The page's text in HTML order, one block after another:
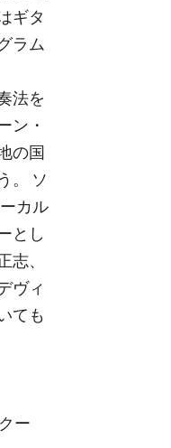
ギタ
ラム
法を
ン・
の国
。 ソ
カル
とし
、
ヴィ
ても
ー